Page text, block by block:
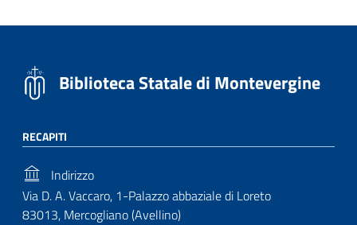
Biblioteca Statale di Montevergine
RECAPITI
Indirizzo
Via D. A. Vaccaro, 1-Palazzo abbaziale di Loreto
83013, Mercogliano (Avellino)